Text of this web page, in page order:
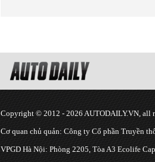
Copyright © 2012 - 2026 AUTODAILY.VN, all
Cơ quan chủ quản: Công ty Cổ phần Truyền
VPGD Hà Nội: Phòng 2205, Tòa A3 Ecolife